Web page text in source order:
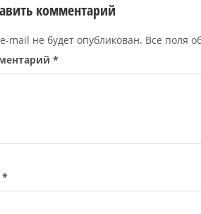
комментарий
mail не будет опубликован. Все поля
*
*